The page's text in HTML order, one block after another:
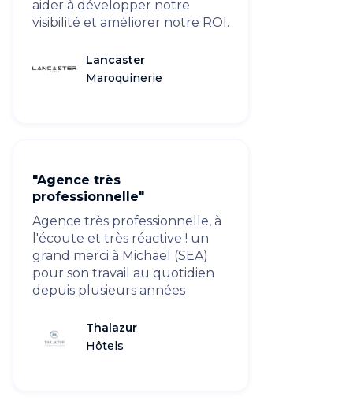
aider à développer notre
visibilité et améliorer notre ROI.
Lancaster
Maroquinerie
"Agence très
professionnelle"
Agence très professionnelle, à
l'écoute et très réactive ! un
grand merci à Michael (SEA)
pour son travail au quotidien
depuis plusieurs années
Thalazur
Hôtels